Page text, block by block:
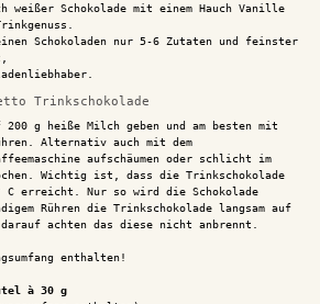
weißer Schokolade mit einem Hauch Vanille
Schokoladen nur 5-6 Zutaten und feinster
Trinkschokolade
200 g heiße Milch geben und am besten mit
Alternativ auch mit dem
aufschäumen oder schlicht im
Wichtig ist, dass die Trinkschokolade
C erreicht. Nur so wird die Schokolade
Rühren die Trinkschokolade langsam auf
achten das diese nicht anbrennt.
enthalten!
à 30 g